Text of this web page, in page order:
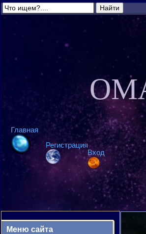
Главная
Регистрация
Вход
Меню сайта